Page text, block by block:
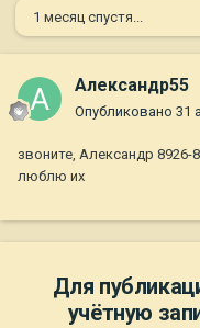
1 месяц спустя...
Александр55
Опубликовано 31
звоните, Александр 8926-
люблю их
Для
учётную